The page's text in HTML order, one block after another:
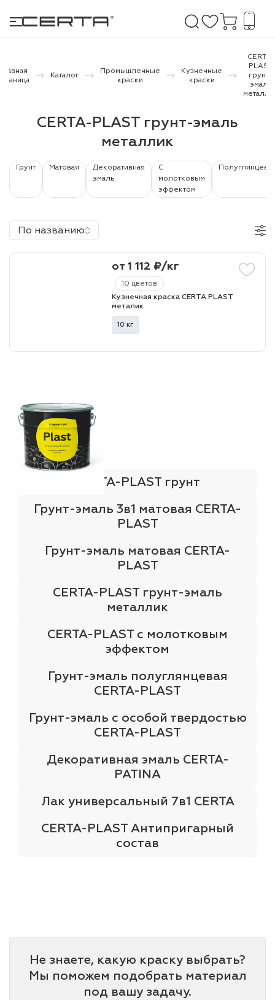
и дачи
по
Каталог
Промышленные
краски
Кузнечные
краски
CERTA-
PLAST
грунт-
эмаль
CERTA-PLAST грунт-эмаль
металлик
Грунт Матовая
Декоративная
эмаль
С
молотковым
эффектом
По названию
10 цветов
от 1 112 ₽/кг
Кузнечная краска CERTA PLAST
металик
10 кг
CERTA-PLAST грунт
Грунт-эмаль 3в1 матовая CERTA-
PLAST
Грунт-эмаль матовая CERTA-
PLAST
CERTA-PLAST грунт-эмаль
металлик
CERTA-PLAST с молотковым
эффектом
Грунт-эмаль полуглянцевая
CERTA-PLAST
Грунт-эмаль с особой твердостью
CERTA-PLAST
Декоративная эмаль CERTA-
PATINA
Лак универсальный 7в1 CERTA
CERTA-PLAST Антипригарный
состав
Не знаете, какую краску выбрать?
Мы поможем подобрать материал
под вашу задачу.